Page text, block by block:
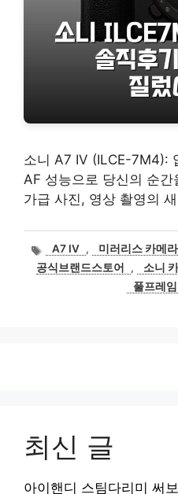
소니 A7 IV (ILCE-7M4):
AF 성능으로 당신의 순
가급 사진, 영상 촬영의
태
그
A7 IV , 미러리스 카메라
공식브랜드스토어
, 소니
풀프레
최신 글
아이핸디 스팀다리미 써